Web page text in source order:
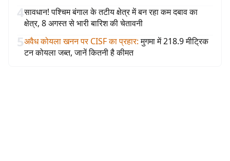
4सावधान! पश्चिम बंगाल के तटीय क्षेत्र में बन रहा कम दबाव का
क्षेत्र, 8 अगस्त से भारी बारिश की चेतावनी
5अवैध कोयला खनन पर CISF का प्रहार: मुगमा में 218.9 मीट्रिक
टन कोयला जब्त, जानें कितनी है कीमत